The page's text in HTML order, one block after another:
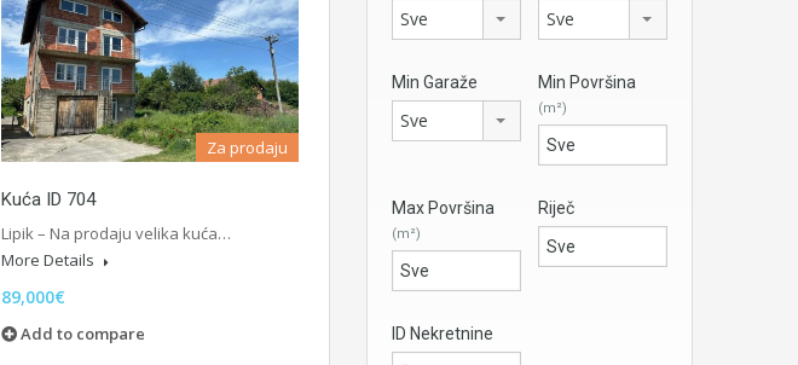
Za prodaju
Kuća ID 704
Lipik – Na prodaju velika kuća…
More Details
89,000€
Add to compare
Sve Sve
Min Garaže
Sve
Min Površina
(m²)
Max Površina
(m²)
Riječ
ID Nekretnine